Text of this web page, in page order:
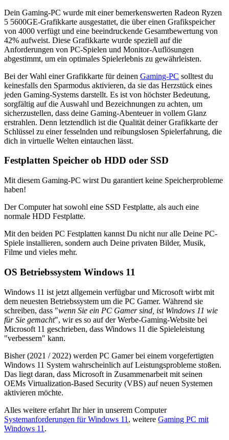
Dein Gaming-PC wurde mit einer bemerkenswerten Radeon Ryzen
5 5600GE-Grafikkarte ausgestattet, die über einen Grafikspeicher
von 4000 verfügt und eine beeindruckende Gesamtbewertung von
42% aufweist. Diese Grafikkarte wurde speziell auf die
Anforderungen von PC-Spielen und Monitor-Auflösungen
abgestimmt, um ein optimales Spielerlebnis zu gewährleisten.
Bei der Wahl einer Grafikkarte für deinen Gaming-PC solltest du
keinesfalls den Sparmodus aktivieren, da sie das Herzstück eines
jeden Gaming-Systems darstellt. Es ist von höchster Bedeutung,
sorgfältig auf die Auswahl und Bezeichnungen zu achten, um
sicherzustellen, dass deine Gaming-Abenteuer in vollem Glanz
erstrahlen. Denn letztendlich ist die Qualität deiner Grafikkarte der
Schlüssel zu einer fesselnden und reibungslosen Spielerfahrung, die
dich in virtuelle Welten eintauchen lässt.
Festplatten Speicher ob HDD oder SSD
Mit diesem Gaming-PC wirst Du garantiert keine Speicherprobleme
haben!
Der Computer hat sowohl eine SSD Festplatte, als auch eine
normale HDD Festplatte.
Mit den beiden PC Festplatten kannst Du nicht nur alle Deine PC-
Spiele installieren, sondern auch Deine privaten Bilder, Musik,
Filme und vieles mehr.
OS Betriebssystem Windows 11
Windows 11 ist jetzt allgemein verfügbar und Microsoft wirbt mit
dem neuesten Betriebssystem um die PC Gamer. Während sie
schreiben, dass "wenn Sie ein PC Gamer sind, ist Windows 11 wie
für Sie gemacht", wir es so auf der Werbe-Gaming-Website bei
Microsoft 11 geschrieben, dass Windows 11 die Spieleleistung
"verbessern" kann.
Bisher (2021 / 2022) werden PC Gamer bei einem vorgefertigten
Windows 11 System wahrscheinlich auf Leistungsprobleme stoßen.
Das liegt daran, dass Microsoft in Zusammenarbeit mit seinen
OEMs Virtualization-Based Security (VBS) auf neuen Systemen
aktivieren möchte.
Alles weitere erfahrt Ihr hier in unserem Computer
Systemanforderungen für Windows 11 , weitere Gaming PC mit
Windows 11 .